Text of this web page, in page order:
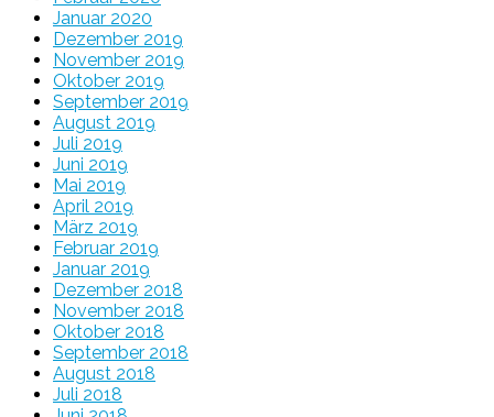
Januar 2020
Dezember 2019
November 2019
Oktober 2019
September 2019
August 2019
Juli 2019
Juni 2019
Mai 2019
April 2019
März 2019
Februar 2019
Januar 2019
Dezember 2018
November 2018
Oktober 2018
September 2018
August 2018
Juli 2018